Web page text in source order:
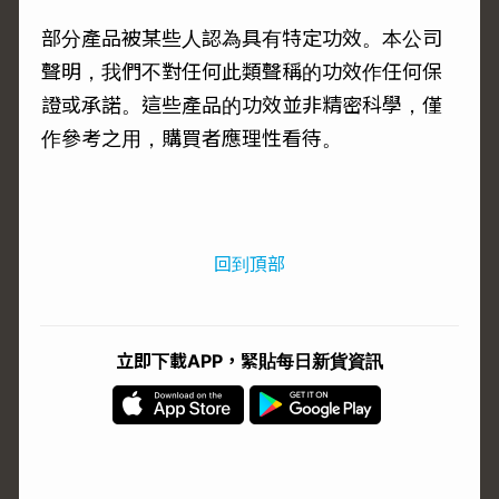
部分產品被某些人認為具有特定功效。本公司
聲明，我們不對任何此類聲稱的功效作任何保
證或承諾。這些產品的功效並非精密科學，僅
作參考之用，購買者應理性看待。
回到頂部
立即下載APP，緊貼每日新貨資訊